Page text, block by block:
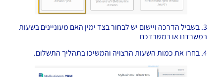
3. בשביל הדרכה ויישום יש לבחור בצד ימין האם מעוניינים בשעות
במשרדנו או במשרדכם
4. בחרו את כמות השעות הרצויה והמשיכו בתהליך התשלום.